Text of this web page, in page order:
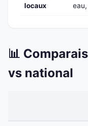
locaux
📊
vs national